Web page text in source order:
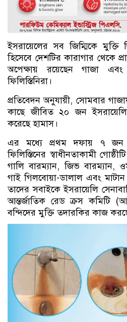
ইসরায়েলের সব জিম্মিকে
হিসেবে দেশটির কারাগার থেকে
অপেক্ষায় রয়েছেন গাজা
ফিলিস্তিনিরা।
প্রতিবেদন অনুযায়ী, সোমবার
কাছে জীবিত ২০ জন ইসরায়েলি
করেছে হামাস।
এর মধ্যে প্রথম দফায় ৭ জন
ফিলিস্তিনের স্বাধীনতাকামী
গালি বারম্যান, জিভ
গাই গিলবোয়া-ডালাল এবং
তাদের সবাইকে ইসরায়েলি
আন্তর্জাতিক রেড ক্রস কমিটি
বন্দিদের মুক্তি তদারকির কাজ করছে